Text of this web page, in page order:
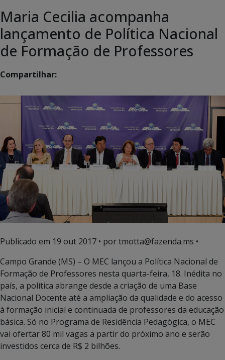
Maria Cecilia acompanha
lançamento de Política Nacional
de Formação de Professores
Compartilhar:
Publicado em 19 out 2017 • por tmotta@fazenda.ms •
Campo Grande (MS) – O MEC lançou a Política Nacional de
Formação de Professores nesta quarta-feira, 18. Inédita no
país, a política abrange desde a criação de uma Base
Nacional Docente até a ampliação da qualidade e do acesso
à formação inicial e continuada de professores da educação
básica. Só no Programa de Residência Pedagógica, o MEC
vai ofertar 80 mil vagas a partir do próximo ano e serão
investidos cerca de R$ 2 bilhões.